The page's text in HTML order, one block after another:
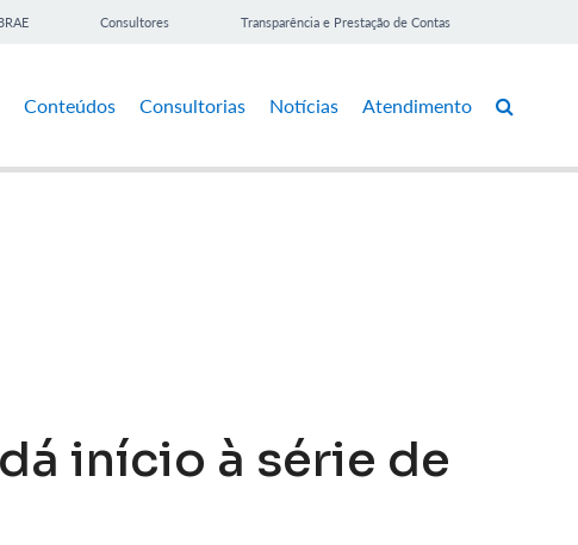
Consultores Transparência e Prestação de Contas
Conteúdos Consultorias Notícias Atendimento
início à série de